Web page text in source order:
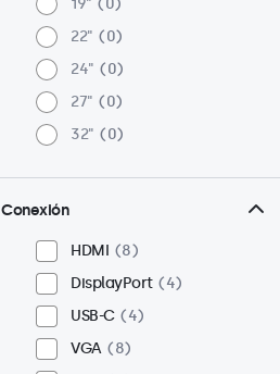
19"
0
22"
0
24"
0
27"
0
32"
0
Conexión
HDMI
8
DisplayPort
4
USB-C
4
VGA
8